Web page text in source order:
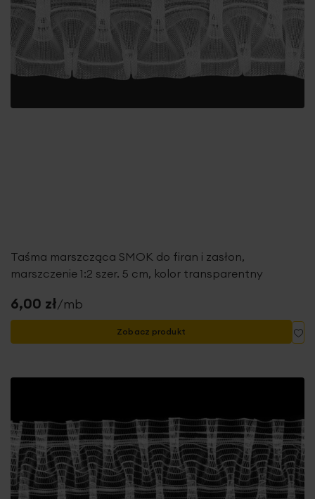
Taśma marszcząca SMOK do firan i zasłon,
marszczenie 1:2 szer. 5 cm, kolor transparentny
6,00 zł/mb
Zobacz produkt